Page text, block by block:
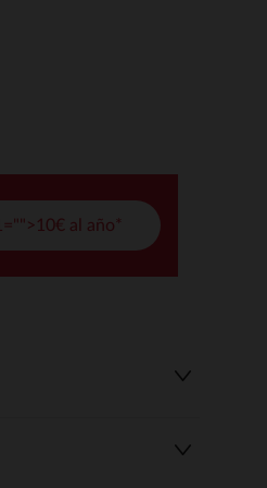
el cumplimiento de las
al año*